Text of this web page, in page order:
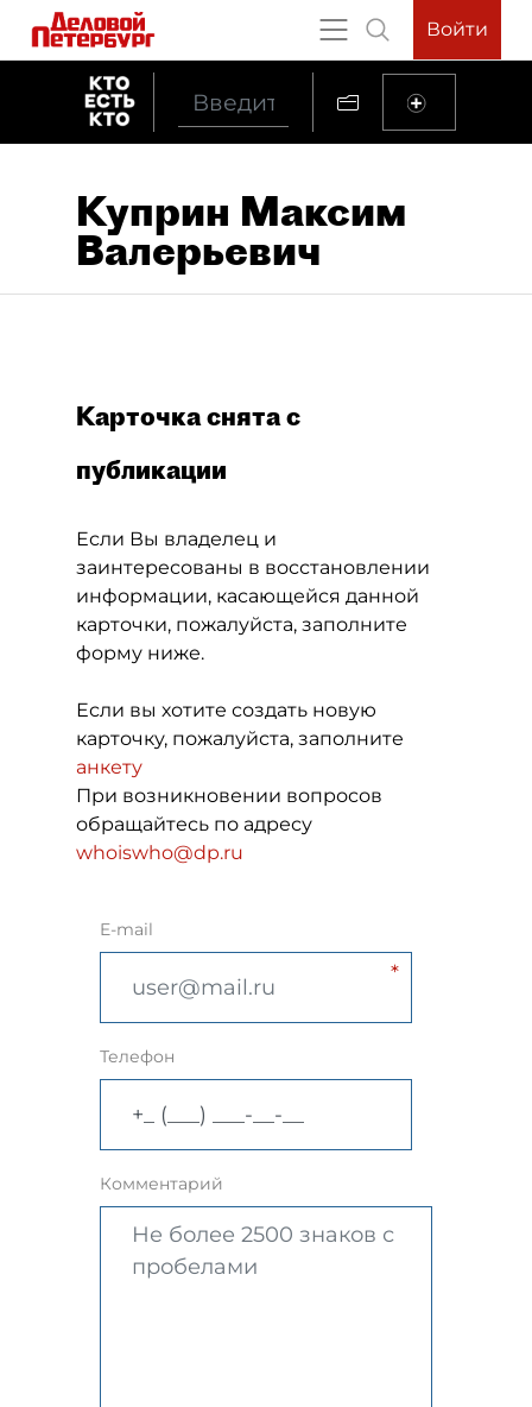
Войти
Куприн Максим
Валерьевич
Карточка снята с
публикации
Если Вы владелец и
заинтересованы в восстановлении
информации, касающейся данной
карточки, пожалуйста, заполните
форму ниже.
Если вы хотите создать новую
карточку, пожалуйста, заполните
анкету
При возникновении вопросов
обращайтесь по адресу
whoiswho@dp.ru
E-mail
Телефон
Комментарий